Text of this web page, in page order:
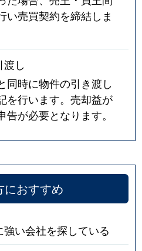
い売買契約を締結しま
し
同時に物件の引き渡し
を行います。売却益が
が必要となります。
におすすめ
い会社を探している